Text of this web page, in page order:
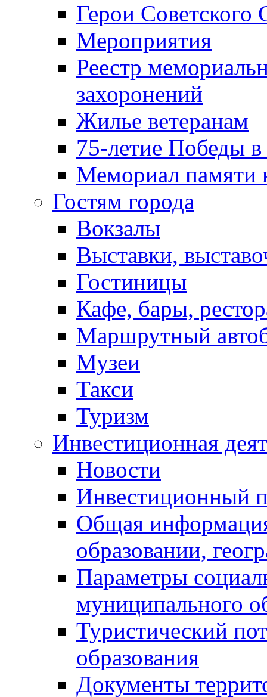
Герои Советского
Мероприятия
Реестр
захоронений
Жилье ветеранам
75-летие Победы
Мемориал памяти
Гостям города
Вокзалы
Выставки,
Гостиницы
Кафе, бары,
Маршрутный
Музеи
Такси
Туризм
Инвестиционная
Новости
Инвестиционный
Общая
образовании,
Параметры
муниципального
Туристический
образования
Документы